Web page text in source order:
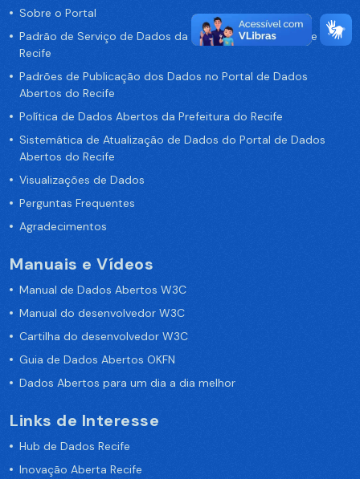
Sobre o Portal
Padrão de Serviço de Dados da Prefeitura da Cidade de
Recife
Padrões de Publicação dos Dados no Portal de Dados
Abertos do Recife
Política de Dados Abertos da Prefeitura do Recife
Sistemática de Atualização de Dados do Portal de Dados
Abertos do Recife
Visualizações de Dados
Perguntas Frequentes
Agradecimentos
Manuais e Vídeos
Manual de Dados Abertos W3C
Manual do desenvolvedor W3C
Cartilha do desenvolvedor W3C
Guia de Dados Abertos OKFN
Dados Abertos para um dia a dia melhor
Links de Interesse
Hub de Dados Recife
Inovação Aberta Recife